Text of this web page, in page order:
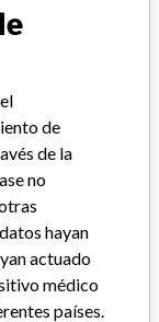
Nationwide.
de
de la
no
hayan
actuado
médico
países.